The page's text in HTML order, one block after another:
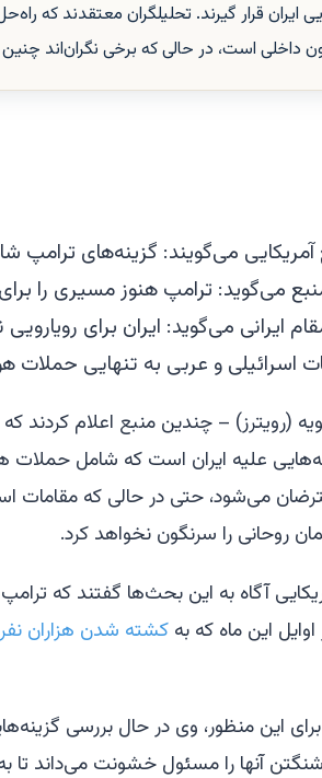
ایران قرار گیرند. تحلیلگران معتقدند که
داخلی است، در حالی که برخی نگران‌اند
آمریکایی می‌گویند: گزینه‌های ترامپ
می‌گوید: ترامپ هنوز مسیری را
ایرانی می‌گوید: ایران برای
اسرائیلی و عربی به تنهایی حملات
29 ژانویه (رویترز) – چندین منبع اعلام
علیه ایران است که شامل حملات
می‌شود، حتی در حالی که مقامات
روحانی را سرنگون نخواهد کرد.
آگاه به این بحث‌ها گفتند که
این ماه که به کشته شدن هزاران نفر
برای این منظور، وی در حال بررسی
آنها را مسئول خشونت می‌داند تا